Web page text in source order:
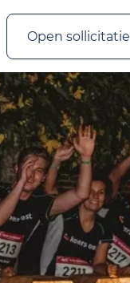
Open sollicitatie